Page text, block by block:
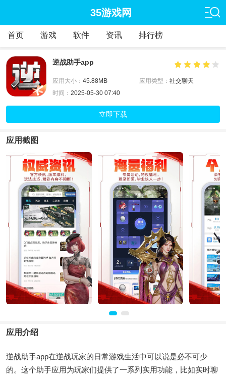
35游戏网
首页 游戏 软件 资讯 排行榜
逆战助手app
应用大小： 45.88MB 应用类型： 社交聊天
时间： 2025-05-30 07:40
立即下载
应用截图
应用介绍
逆战助手app在逆战玩家的日常游戏生活中可以说是必不可少
的。这个助手应用为玩家们提供了一系列实用功能，比如实时聊